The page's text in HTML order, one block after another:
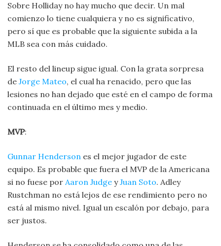
Sobre Holliday no hay mucho que decir. Un mal
comienzo lo tiene cualquiera y no es significativo,
pero sí que es probable que la siguiente subida a la
MLB sea con más cuidado.
El resto del lineup sigue igual. Con la grata sorpresa
de Jorge Mateo, el cual ha renacido, pero que las
lesiones no han dejado que esté en el campo de forma
continuada en el último mes y medio.
MVP:
Gunnar Henderson es el mejor jugador de este
equipo. Es probable que fuera el MVP de la Americana
si no fuese por Aaron Judge yJuan Soto. Adley
Rustchman no está lejos de ese rendimiento pero no
está al mismo nivel. Igual un escalón por debajo, para
ser justos.